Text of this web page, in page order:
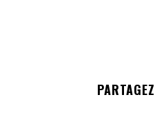
PARTAGEZ